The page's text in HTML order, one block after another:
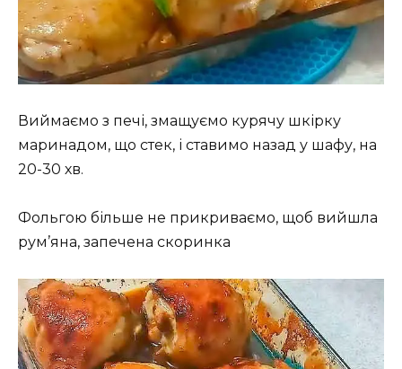
Виймаємо з печі, змащуємо курячу шкірку
маринадом, що стек, і ставимо назад у шафу, на
20-30 хв.
Фольгою більше не прикриваємо, щоб вийшла
рум’яна, запечена скоринка